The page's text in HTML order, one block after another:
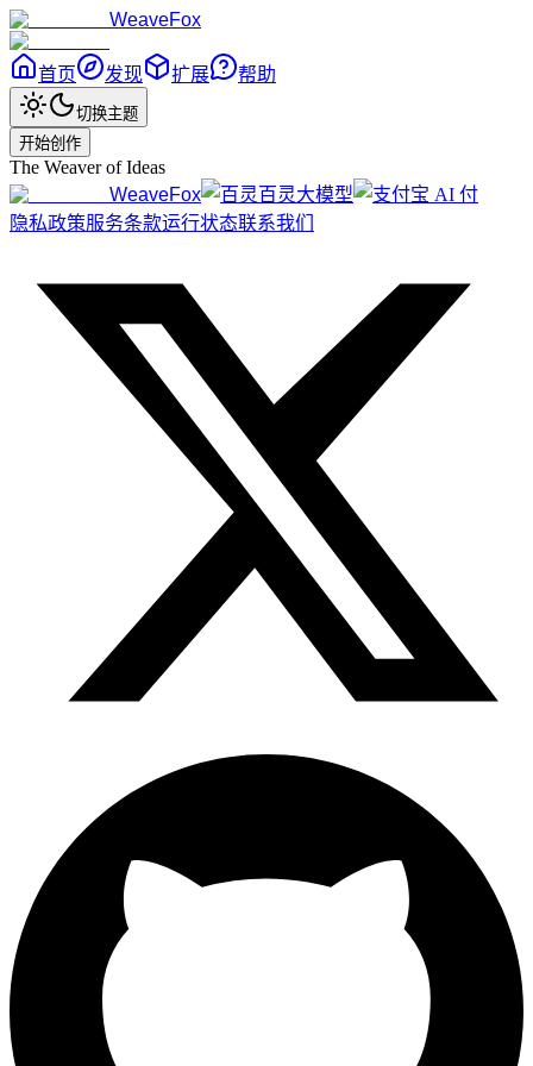
WeaveFox
首页 发现 扩展 帮助
切换主题
开始创作
The Weaver of Ideas
WeaveFox
百灵大模型
隐私政策服务条款运行状态联系我们